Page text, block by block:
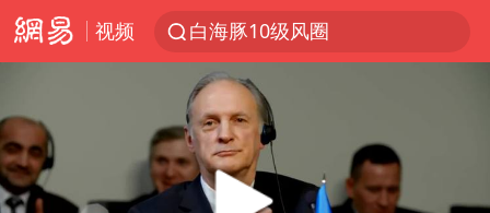
视频
白海豚10级风圈
白海豚逼近浙闽沿海
拜登前列腺癌恶化